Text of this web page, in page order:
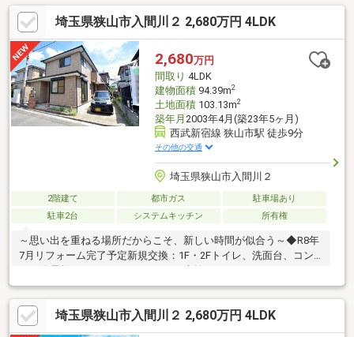
ースペース2台(車種による)●対面キッチン～お料理しながらご家
族やお客様との会話も楽しめます。●24時間換気システム●平成24
年築の3LDK+畳コーナー●バス停徒歩2分 雨でも駅までの利用が
楽に可能です！○ライフインフォメーション○●豊岡小学校 徒
歩20分●豊岡中学校 徒歩20分●セブンイレブン 徒歩5分
埼玉県狭山市入間川２ 2,680万円 4LDK
2,680万円
間取り 4LDK
建物面積94.39m2
土地面積103.13m2
築年月 2003年4月(築23年5ヶ月)
西武新宿線 狭山市駅 徒歩9分
その他の交通
埼玉県狭山市入間川２
2階建て 都市ガス
駐車場あり
駐車2台
システムキッチン 所有権
～思い出を重ねる場所だからこそ、新しい時間が似合う～◆R8年
7月リフォーム完了予定新規交換：1F・2Fトイレ、洗面台、コン
ロ、分電盤、インターホンキッチン水栓、スイッチ・コンセント
パネル既存照明→ダウンライト交換張替：クロス全室、水回り
CF、1F・2Fフロアタイル上貼りハウスクリーニングなど◆慌ただ
しい朝にも、ゆとりという贅沢を西武新宿線「狭山市」駅 徒歩9
分◆お子さまの成長を見守る安心の通学距離◎入間川東小学校
埼玉県狭山市入間川２ 2,680万円 4LDK